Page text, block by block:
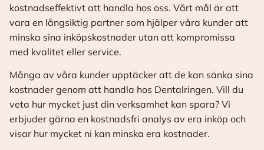
kostnadseffektivt att handla hos oss. Vårt mål är att
vara en långsiktig partner som hjälper våra kunder att
minska sina inköpskostnader utan att kompromissa
med kvalitet eller service.
Många av våra kunder upptäcker att de kan sänka sina
kostnader genom att handla hos Dentalringen. Vill du
veta hur mycket just din verksamhet kan spara? Vi
erbjuder gärna en kostnadsfri analys av era inköp och
visar hur mycket ni kan minska era kostnader.